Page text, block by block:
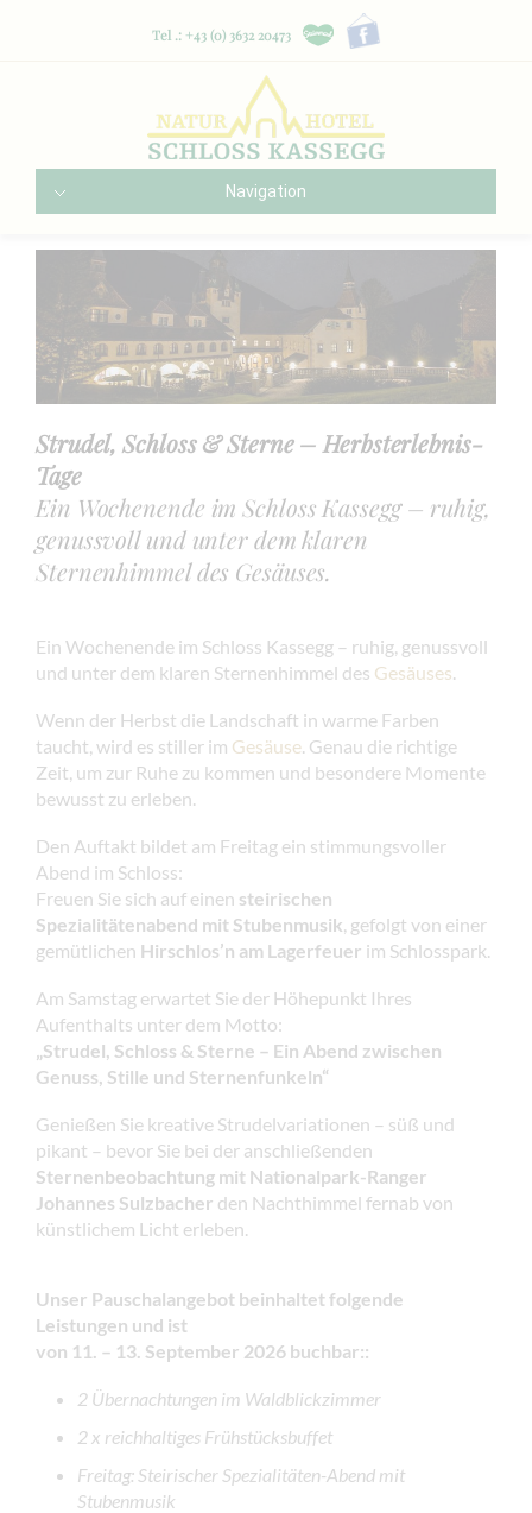
Tel .: +43 (0) 3632 20473
Navigation
Strudel, Schloss & Sterne – Herbsterlebnis-
Tage
Ein Wochenende im Schloss Kassegg – ruhig,
genussvoll und unter dem klaren
Sternenhimmel des Gesäuses.
Ein Wochenende im Schloss Kassegg – ruhig, genussvoll
und unter dem klaren Sternenhimmel des Gesäuses.
Wenn der Herbst die Landschaft in warme Farben
taucht, wird es stiller im Gesäuse. Genau die richtige
Zeit, um zur Ruhe zu kommen und besondere Momente
bewusst zu erleben.
Den Auftakt bildet am Freitag ein stimmungsvoller
Abend im Schloss:
Freuen Sie sich auf einen steirischen
Spezialitätenabend mit Stubenmusik, gefolgt von einer
gemütlichen Hirschlos’n am Lagerfeuer im Schlosspark.
Am Samstag erwartet Sie der Höhepunkt Ihres
Aufenthalts unter dem Motto:
„Strudel, Schloss & Sterne – Ein Abend zwischen
Genuss, Stille und Sternenfunkeln“
Genießen Sie kreative Strudelvariationen – süß und
pikant – bevor Sie bei der anschließenden
Sternenbeobachtung mit Nationalpark-Ranger
Johannes Sulzbacher den Nachthimmel fernab von
künstlichem Licht erleben.
Unser Pauschalangebot beinhaltet folgende
Leistungen und ist
von 11. – 13. September 2026 buchbar::
2 Übernachtungen im Waldblickzimmer
2 x reichhaltiges Frühstücksbuffet
Freitag: Steirischer Spezialitäten-Abend mit
Stubenmusik